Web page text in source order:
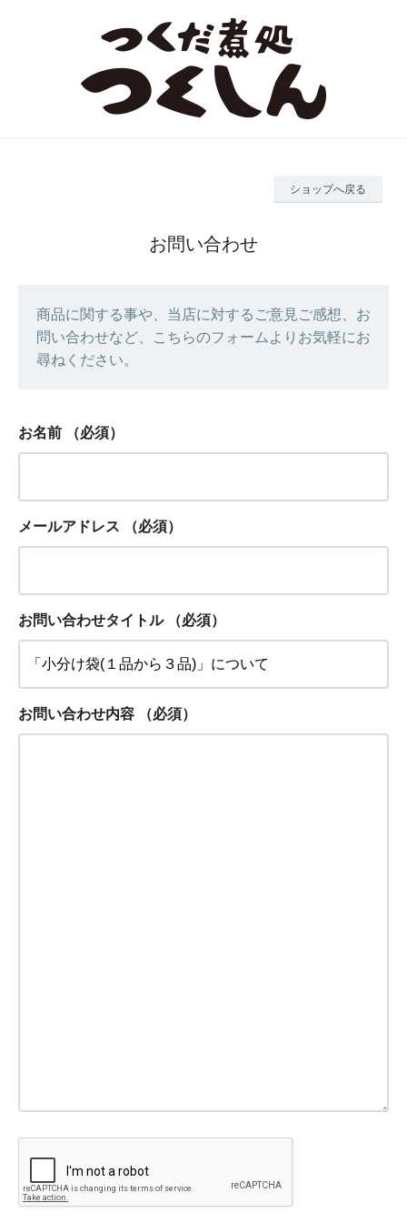
ショップへ戻る
お問い合わせ
商品に関する事や、当店に対するご意見ご感想、お
問い合わせなど、こちらのフォームよりお気軽にお
尋ねください。
お名前 （必須）
メールアドレス （必須）
お問い合わせタイトル （必須）
お問い合わせ内容 （必須）